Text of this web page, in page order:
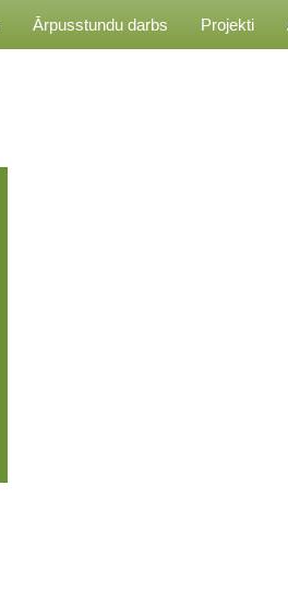
Ārpusstundu darbs Projekti